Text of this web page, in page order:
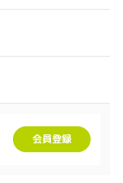
会員登録